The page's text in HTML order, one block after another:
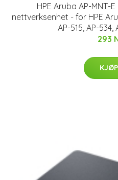
HPE Aruba AP-MNT-
nettverksenhet - for HPE
AP-515, AP-534,
293